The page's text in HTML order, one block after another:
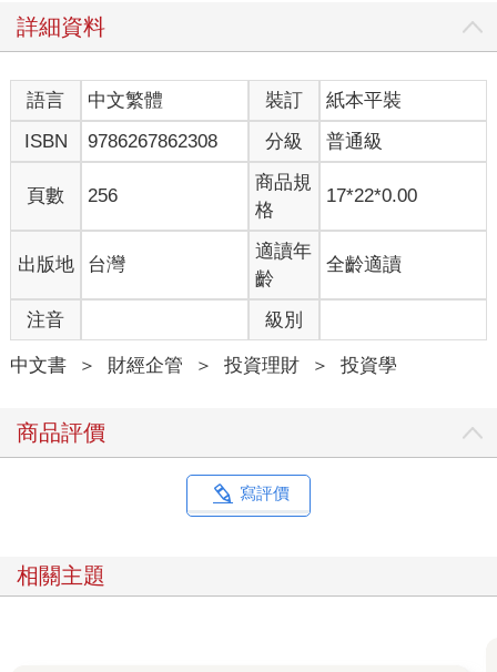
適用另一個階段。舉例而言，我高中時幫我的父親撿空罐頭，拿
去資源回收站換錢。當時，在加州，每個罐頭能換5 美分，收集
幾袋便能輕易換得四五十美元。但自那以後，我的技能與賺錢潛
力已經顯著提升，現在，撿空罐頭去賺錢，已不值得我的時間與
心力了。
松下幸之助在他的職涯的各個轉變階段，也有類似體悟，從受僱
員工到創立自己的公司，再到擴展公司，他必須一再調整他的策
略，才能繼續前進。若他繼續在那家公司當督導，發展空間必然
有限。若他沒有在公司內部開始授權與委任，企業也無法擴張。
在他的整個職涯，松下幸之助必須轉換他的重心，才能繼續前
進，賺更多錢。
這思維也適用於我們在攀爬財富階梯時的職涯決策。當你還處於
財富階梯的較低階時，兼差或多加班或許是有道理的，但晉升更
較高階時，策略將有所改變。經濟學稱此為「機會成本」
（opportunity cost），就是你決定做某件事時，你放棄的其他可
會成本就是我能用這5 小時去做的任何其他事情。或者，反過來
說，若做一堆家務得花我5 小時，那些家務的機會成本就是撰寫
一旦你開始用職涯決策的機會成本（亦即你必須放棄的東西）來
思考，就能研判一個特定選擇是否有道理。你該接受新工作，還
機會呢？一旦你知道你接受一個新工作或副業，你必須放棄什麼
（亦即你的機會成本），就能決定它是否值得了。遺憾的是，這
詳細資料
語言 中文繁體 裝訂
紙本平裝
ISBN
9786267862308 分級 普通級
頁數 256
商品規
格
17*22*0.00
出版地 台灣
適讀年
齡
全齡適讀
注音 級別
中文書 ＞ 財經企管 ＞ 投資理財 ＞ 投資學
商品評價
寫評價
相關主題